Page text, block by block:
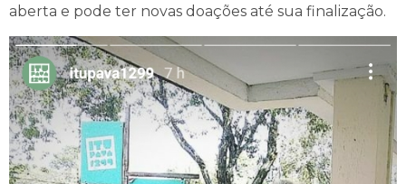
aberta e pode ter novas doações até sua finalização.